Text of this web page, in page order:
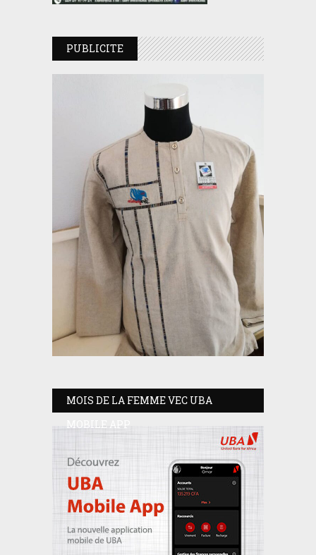
PUBLICITE
MOIS DE LA FEMME VEC UBA
MOBILE APP